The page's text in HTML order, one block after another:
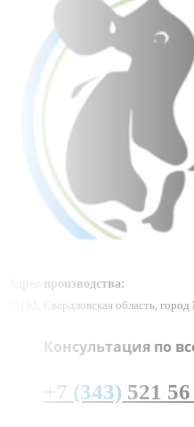
Адрес производства:
23101, Свердловская область,
Консультация по
+7 (343) 521